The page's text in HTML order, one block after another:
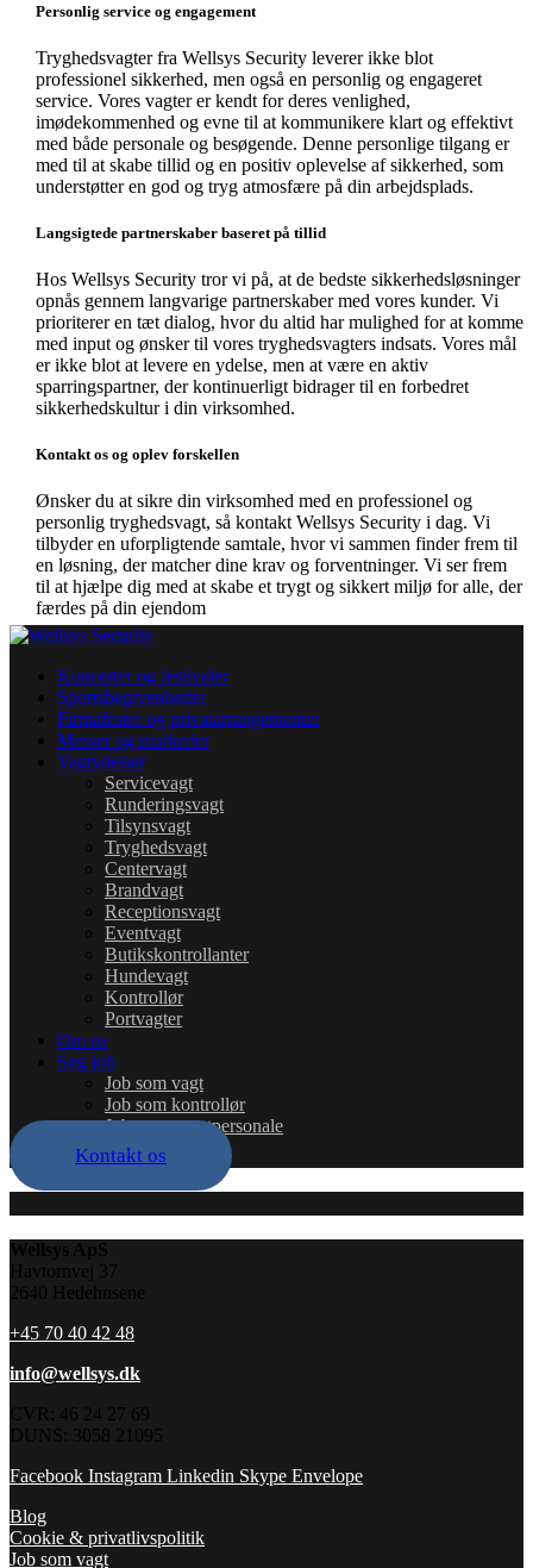
Personlig service og engagement
Tryghedsvagter fra Wellsys Security leverer ikke blot
professionel sikkerhed, men også en personlig og engageret
service. Vores vagter er kendt for deres venlighed,
imødekommenhed og evne til at kommunikere klart og effektivt
med både personale og besøgende. Denne personlige tilgang er
med til at skabe tillid og en positiv oplevelse af sikkerhed, som
understøtter en god og tryg atmosfære på din arbejdsplads.
Langsigtede partnerskaber baseret på tillid
Hos Wellsys Security tror vi på, at de bedste sikkerhedsløsninger
opnås gennem langvarige partnerskaber med vores kunder. Vi
prioriterer en tæt dialog, hvor du altid har mulighed for at komme
med input og ønsker til vores tryghedsvagters indsats. Vores mål
er ikke blot at levere en ydelse, men at være en aktiv
sparringspartner, der kontinuerligt bidrager til en forbedret
sikkerhedskultur i din virksomhed.
Kontakt os og oplev forskellen
Ønsker du at sikre din virksomhed med en professionel og
personlig tryghedsvagt, så kontakt Wellsys Security i dag. Vi
tilbyder en uforpligtende samtale, hvor vi sammen finder frem til
en løsning, der matcher dine krav og forventninger. Vi ser frem
til at hjælpe dig med at skabe et trygt og sikkert miljø for alle, der
færdes på din ejendom
Koncerter og festivaler
Sportsbegivenheder
Firmafester og privatarrangementer
Messer og markeder
Vagtydelser
Servicevagt
Runderingsvagt
Tilsynsvagt
Tryghedsvagt
Centervagt
Brandvagt
Receptionsvagt
Eventvagt
Butikskontrollanter
Hundevagt
Kontrollør
Portvagter
Om os
Søg job
Job som vagt
Job som kontrollør
Job som eventpersonale
Kontakt os
Wellsys ApS
Havtornvej 37
2640 Hedehusene
+45 70 40 42 48
info@wellsys.dk
CVR: 46 24 27 69
DUNS: 3058 21095
Facebook Instagram Linkedin Skype Envelope
Blog
Cookie & privatlivspolitik
Job som vagt